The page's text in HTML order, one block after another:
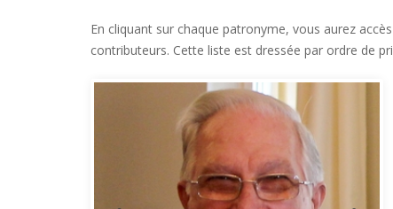
En cliquant sur chaque patronyme, vous aurez
contributeurs. Cette liste est dressée par ordre de